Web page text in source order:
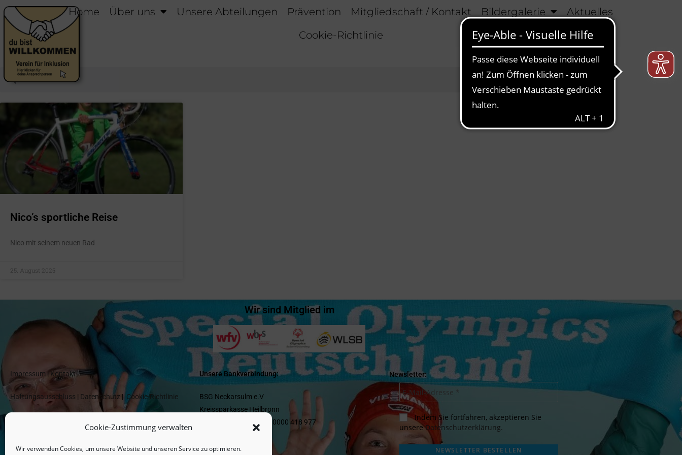
Cookie-Zustimmung verwalten
Wir verwenden Cookies, um unsere Website und unseren Service zu optimieren.
Home Über uns Unsere Abteilungen Prävention Mitgliedschaft / Kontakt Bildergalerie
Aktuelles
Cookie-Richtlinie
Nico’s sportliche Reise
Nico mit seinem neuen Rad
25. August 2025
Wir sind Mitglied im
Impressum |Kontakt
Haftungsausschluss | Datenschutz | Cookie-Richtlinie
Unsere Bankverbindung:
BSG Neckarsulm e.V
Kreissparkasse Heilbronn
IBAN DE 1662 05 0000 0000 418 977
Newsletter:
Indem Sie fortfahren, akzeptieren Sie
unsereDatenschutzerklärung.